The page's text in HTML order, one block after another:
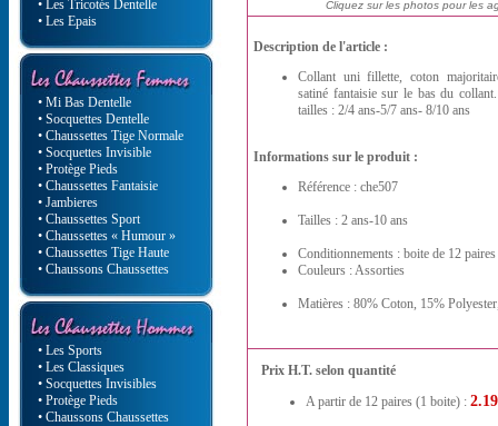
• Les Tricotés Dentelle
• Les Epais
• Mi Bas Dentelle
• Socquettes Dentelle
• Chaussettes Tige Normale
• Socquettes Invisible
• Protège Pieds
• Chaussettes Fantaisie
• Jambieres
• Chaussettes Sport
• Chaussettes « Humour »
• Chaussettes Tige Haute
• Chaussons Chaussettes
• Les Sports
• Les Classiques
• Socquettes Invisibles
• Protège Pieds
• Chaussons Chaussettes
Cliquez sur les photos pour les
Description de l'article :
Collant uni fillette, coton
satiné fantaisie sur le bas du
tailles : 2/4 ans-5/7 ans- 8/10 ans
Informations sur le produit :
Référence : che507
Tailles : 2 ans-10 ans
Conditionnements : boite de 12 paires
Couleurs : Assorties
Matières : 80% Coton, 15%
Prix H.T. selon quantité
A partir de 12 paires (1 boite) :